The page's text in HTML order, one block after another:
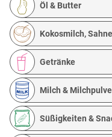
Öl & Butter
Kokosmilch,
Getränke
Milch &
Süßigkeiten &